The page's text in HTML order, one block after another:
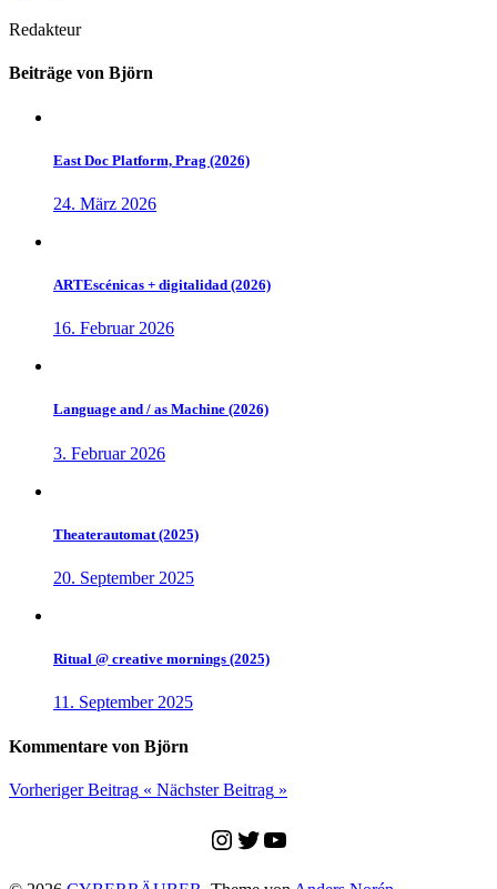
Redakteur
Beiträge von Björn
East Doc Platform, Prag (2026)
24. März 2026
ARTEscénicas + digitalidad (2026)
16. Februar 2026
Language and / as Machine (2026)
3. Februar 2026
Theaterautomat (2025)
20. September 2025
Ritual @ creative mornings (2025)
11. September 2025
Kommentare von Björn
Vorheriger Beitrag « Nächster Beitrag »
Instagram
Twitter
YouTube